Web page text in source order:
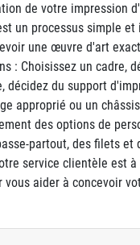
de votre impression
un processus simple
une œuvre d'art
: Choisissez un cadre,
décidez du support
approprié ou un
des options de
partout, des filets et
service clientèle est à
vous aider à concevoir